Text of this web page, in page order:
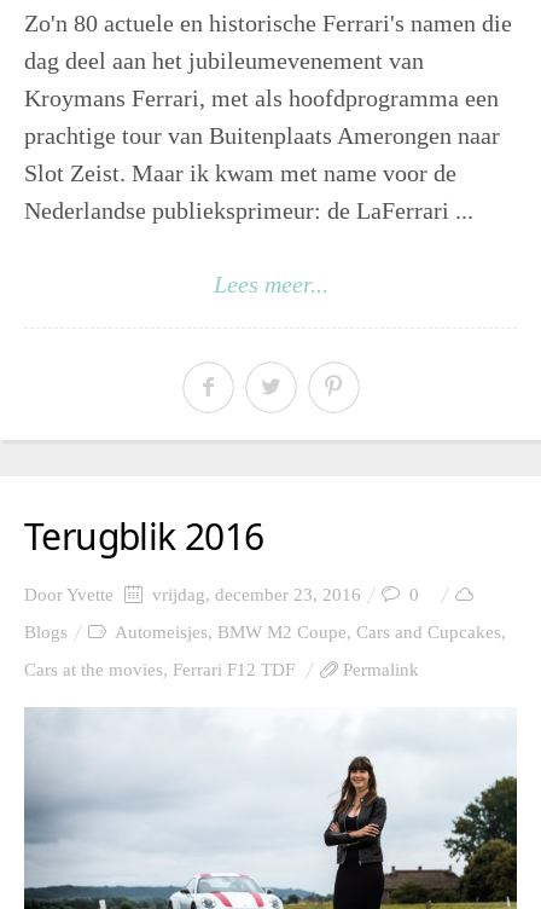
Zo'n 80 actuele en historische Ferrari's namen die
dag deel aan het jubileumevenement van
Kroymans Ferrari, met als hoofdprogramma een
prachtige tour van Buitenplaats Amerongen naar
Slot Zeist. Maar ik kwam met name voor de
Nederlandse publieksprimeur: de LaFerrari ...
Lees meer...
Terugblik 2016
DoorYvette vrijdag, december 23, 2016
0
Blogs
Automeisjes, BMW M2 Coupe, Cars and Cupcakes,
Cars at the movies, Ferrari F12 TDF Permalink